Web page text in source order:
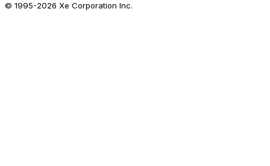
© 1995-2026 Xe Corporation Inc.